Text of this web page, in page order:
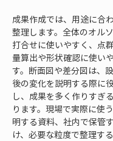
成果作成では、用途に合
整理します。全体のオル
打合せに使いやすく、点
量算出や形状確認に使い
す。断面図や差分図は、
後の変化を説明する際に
し、成果を多く作りすぎ
ります。現場で実際に使
明する資料、社内で保管
け、必要な粒度で整理す